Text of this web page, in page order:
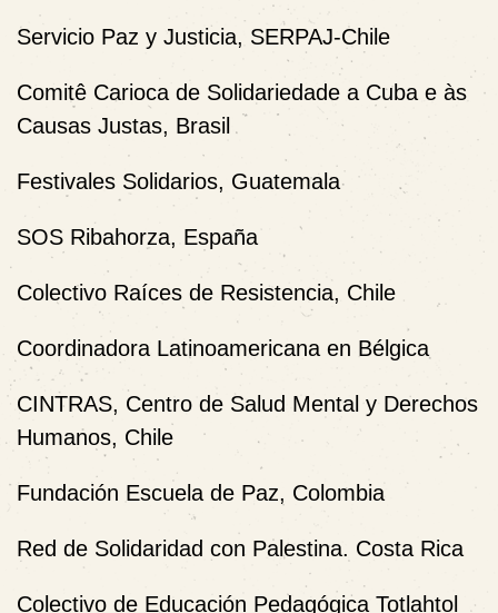
Servicio Paz y Justicia, SERPAJ-Chile
Comitê Carioca de Solidariedade a Cuba e às
Causas Justas, Brasil
Festivales Solidarios, Guatemala
SOS Ribahorza, España
Colectivo Raíces de Resistencia, Chile
Coordinadora Latinoamericana en Bélgica
CINTRAS, Centro de Salud Mental y Derechos
Humanos, Chile
Fundación Escuela de Paz, Colombia
Red de Solidaridad con Palestina. Costa Rica
Colectivo de Educación Pedagógica Totlahtol